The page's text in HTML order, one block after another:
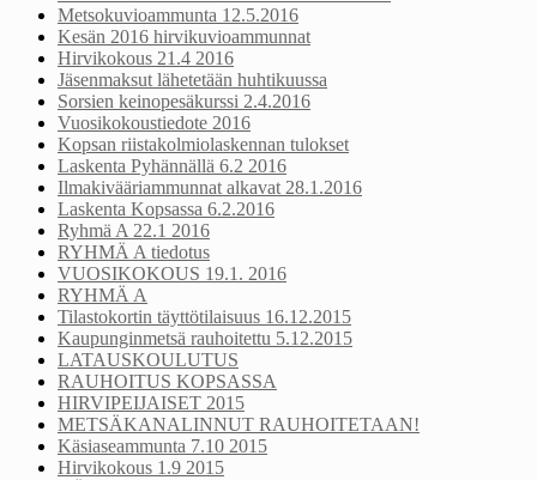
Metsokuvioammunta 12.5.2016
Kesän 2016 hirvikuvioammunnat
Hirvikokous 21.4 2016
Jäsenmaksut lähetetään huhtikuussa
Sorsien keinopesäkurssi 2.4.2016
Vuosikokoustiedote 2016
Kopsan riistakolmiolaskennan tulokset
Laskenta Pyhännällä 6.2 2016
Ilmakivääriammunnat alkavat 28.1.2016
Laskenta Kopsassa 6.2.2016
Ryhmä A 22.1 2016
RYHMÄ A tiedotus
VUOSIKOKOUS 19.1. 2016
RYHMÄ A
Tilastokortin täyttötilaisuus 16.12.2015
Kaupunginmetsä rauhoitettu 5.12.2015
LATAUSKOULUTUS
RAUHOITUS KOPSASSA
HIRVIPEIJAISET 2015
METSÄKANALINNUT RAUHOITETAAN!
Käsiaseammunta 7.10 2015
Hirvikokous 1.9 2015